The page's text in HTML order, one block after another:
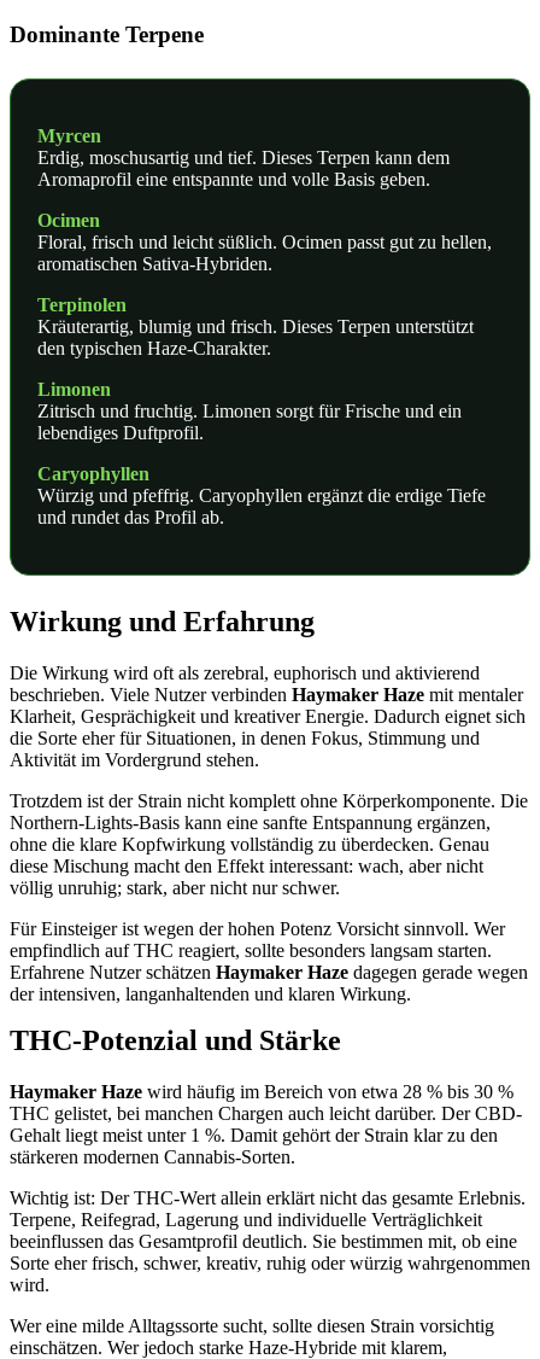
Dominante Terpene
Myrcen
Erdig, moschusartig und tief. Dieses Terpen kann dem
Aromaprofil eine entspannte und volle Basis geben.
Ocimen
Floral, frisch und leicht süßlich. Ocimen passt gut zu hellen,
aromatischen Sativa-Hybriden.
Terpinolen
Kräuterartig, blumig und frisch. Dieses Terpen unterstützt
den typischen Haze-Charakter.
Limonen
Zitrisch und fruchtig. Limonen sorgt für Frische und ein
lebendiges Duftprofil.
Caryophyllen
Würzig und pfeffrig. Caryophyllen ergänzt die erdige Tiefe
und rundet das Profil ab.
Wirkung und Erfahrung
Die Wirkung wird oft als zerebral, euphorisch und aktivierend
beschrieben. Viele Nutzer verbinden Haymaker Haze mit mentaler
Klarheit, Gesprächigkeit und kreativer Energie. Dadurch eignet sich
die Sorte eher für Situationen, in denen Fokus, Stimmung und
Aktivität im Vordergrund stehen.
Trotzdem ist der Strain nicht komplett ohne Körperkomponente. Die
Northern-Lights-Basis kann eine sanfte Entspannung ergänzen,
ohne die klare Kopfwirkung vollständig zu überdecken. Genau
diese Mischung macht den Effekt interessant: wach, aber nicht
völlig unruhig; stark, aber nicht nur schwer.
Für Einsteiger ist wegen der hohen Potenz Vorsicht sinnvoll. Wer
empfindlich auf THC reagiert, sollte besonders langsam starten.
Erfahrene Nutzer schätzen Haymaker Haze dagegen gerade wegen
der intensiven, langanhaltenden und klaren Wirkung.
THC-Potenzial und Stärke
Haymaker Haze wird häufig im Bereich von etwa 28 % bis 30 %
THC gelistet, bei manchen Chargen auch leicht darüber. Der CBD-
Gehalt liegt meist unter 1 %. Damit gehört der Strain klar zu den
stärkeren modernen Cannabis-Sorten.
Wichtig ist: Der THC-Wert allein erklärt nicht das gesamte Erlebnis.
Terpene, Reifegrad, Lagerung und individuelle Verträglichkeit
beeinflussen das Gesamtprofil deutlich. Sie bestimmen mit, ob eine
Sorte eher frisch, schwer, kreativ, ruhig oder würzig wahrgenommen
wird.
Wer eine milde Alltagssorte sucht, sollte diesen Strain vorsichtig
einschätzen. Wer jedoch starke Haze-Hybride mit klarem,